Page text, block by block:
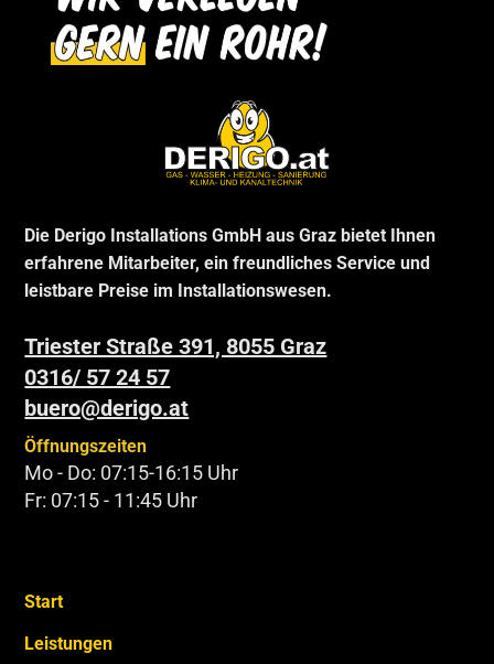
Die Derigo Installations GmbH aus Graz bietet Ihnen
erfahrene Mitarbeiter, ein freundliches Service und
leistbare Preise im Installationswesen.
Triester Straße 391, 8055 Graz
0316/ 57 24 57
buero@derigo.at
Öffnungszeiten
Mo - Do: 07:15-16:15 Uhr
Fr: 07:15 - 11:45 Uhr
Start
Leistungen